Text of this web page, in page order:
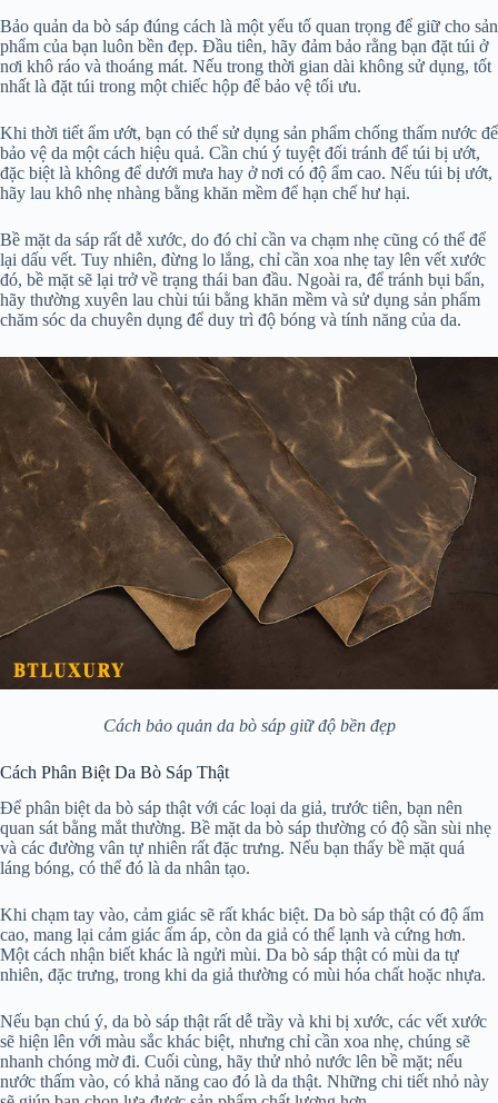
Bảo quản da bò sáp đúng cách là một yếu tố quan trọng để giữ cho sản
phẩm của bạn luôn bền đẹp. Đầu tiên, hãy đảm bảo rằng bạn đặt túi ở
nơi khô ráo và thoáng mát. Nếu trong thời gian dài không sử dụng, tốt
nhất là đặt túi trong một chiếc hộp để bảo vệ tối ưu.
Khi thời tiết ẩm ướt, bạn có thể sử dụng sản phẩm chống thấm nước để
bảo vệ da một cách hiệu quả. Cần chú ý tuyệt đối tránh để túi bị ướt,
đặc biệt là không để dưới mưa hay ở nơi có độ ẩm cao. Nếu túi bị ướt,
hãy lau khô nhẹ nhàng bằng khăn mềm để hạn chế hư hại.
Bề mặt da sáp rất dễ xước, do đó chỉ cần va chạm nhẹ cũng có thể để
lại dấu vết. Tuy nhiên, đừng lo lắng, chỉ cần xoa nhẹ tay lên vết xước
đó, bề mặt sẽ lại trở về trạng thái ban đầu. Ngoài ra, để tránh bụi bẩn,
hãy thường xuyên lau chùi túi bằng khăn mềm và sử dụng sản phẩm
chăm sóc da chuyên dụng để duy trì độ bóng và tính năng của da.
Cách bảo quản da bò sáp giữ độ bền đẹp
Cách Phân Biệt Da Bò Sáp Thật
Để phân biệt da bò sáp thật với các loại da giả, trước tiên, bạn nên
quan sát bằng mắt thường. Bề mặt da bò sáp thường có độ sần sùi nhẹ
và các đường vân tự nhiên rất đặc trưng. Nếu bạn thấy bề mặt quá
láng bóng, có thể đó là da nhân tạo.
Khi chạm tay vào, cảm giác sẽ rất khác biệt. Da bò sáp thật có độ ẩm
cao, mang lại cảm giác ấm áp, còn da giả có thể lạnh và cứng hơn.
Một cách nhận biết khác là ngửi mùi. Da bò sáp thật có mùi da tự
nhiên, đặc trưng, trong khi da giả thường có mùi hóa chất hoặc nhựa.
Nếu bạn chú ý, da bò sáp thật rất dễ trầy và khi bị xước, các vết xước
sẽ hiện lên với màu sắc khác biệt, nhưng chỉ cần xoa nhẹ, chúng sẽ
nhanh chóng mờ đi. Cuối cùng, hãy thử nhỏ nước lên bề mặt; nếu
nước thấm vào, có khả năng cao đó là da thật. Những chi tiết nhỏ này